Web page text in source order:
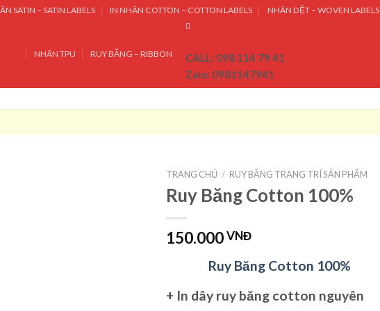
SATIN – SATIN LABELS IN NHÃN COTTON – COTTON LABELS NHÃN DỆT – WOVEN LABELS
NHÃN TPU RUY BĂNG – RIBBON
CALL: 098 114 79 41
Zalo: 0981147941
TRANG CHỦ / RUY BĂNG TRANG TRÍ SẢN PHẨM
Ruy Băng Cotton 100%
150.000VNĐ
Ruy Băng Cotton 100%
+ In dây ruy băng cotton nguyên